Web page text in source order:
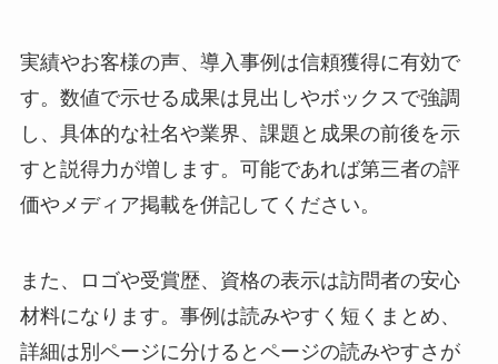
実績やお客様の声、導入事例は信頼獲得に有効で
す。数値で示せる成果は見出しやボックスで強調
し、具体的な社名や業界、課題と成果の前後を示
すと説得力が増します。可能であれば第三者の評
価やメディア掲載を併記してください。
また、ロゴや受賞歴、資格の表示は訪問者の安心
材料になります。事例は読みやすく短くまとめ、
詳細は別ページに分けるとページの読みやすさが